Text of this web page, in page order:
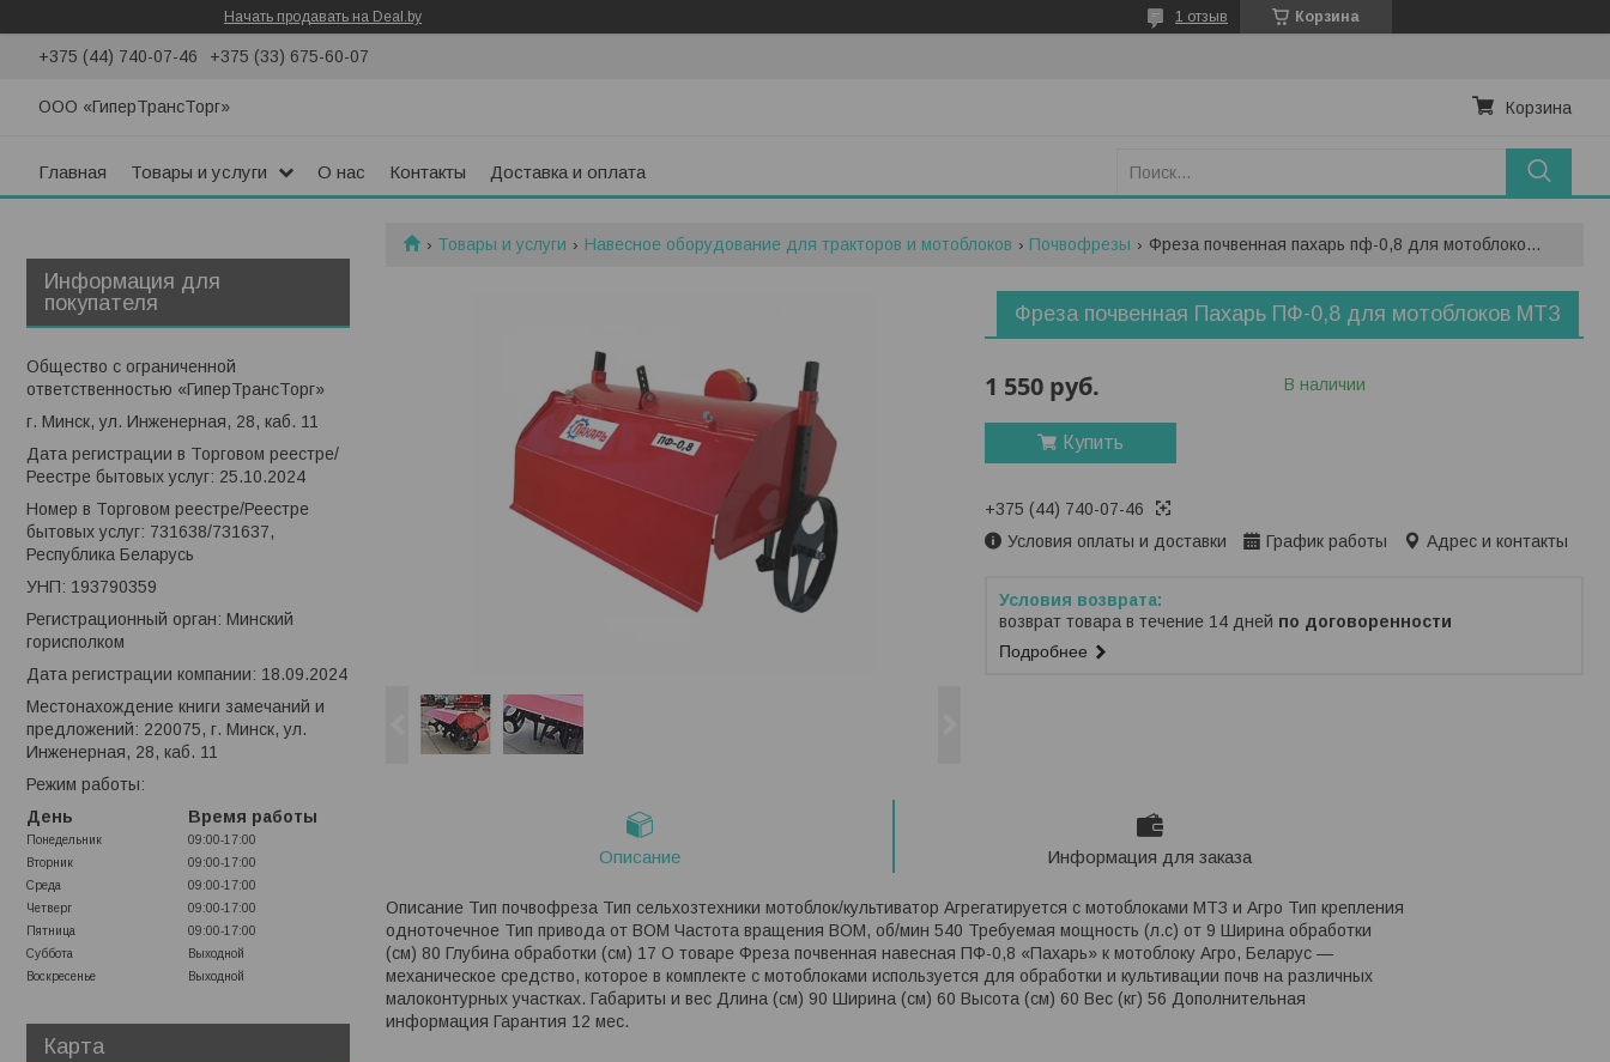
Начать продавать на Deal.by Корзина
1 отзыв
+375 (44) 740-07-46 +375 (33) 675-60-07
ООО «ГиперТрансТорг» Корзина
Главная Товары и услуги О нас Контакты Доставка и оплата
Товары и услуги Навесное оборудование для тракторов и мотоблоков Почвофрезы Фреза почвенная пахарь пф-0,8 для мотоблоков мтз
Фреза почвенная Пахарь ПФ-0,8 для мотоблоков МТЗ
1 550 руб. В наличии
Купить
+375 (44) 740-07-46
Условия оплаты и доставки
График работы Адрес и контакты
возврат товара в течение 14 дней по договоренности
Подробнее
Описание Информация для заказа
Описание Тип почвофреза Тип сельхозтехники мотоблок/культиватор Агрегатируется с мотоблоками МТЗ и Агро Тип крепления
одноточечное Тип привода от ВОМ Частота вращения ВОМ, об/мин 540 Требуемая мощность (л.с) от 9 Ширина обработки
(см) 80 Глубина обработки (см) 17 О товаре Фреза почвенная навесная ПФ-0,8 «Пахарь» к мотоблоку Агро, Беларус —
механическое средство, которое в комплекте с мотоблоками используется для обработки и культивации почв на различных
малоконтурных участках. Габариты и вес Длина (см) 90 Ширина (см) 60 Высота (см) 60 Вес (кг) 56 Дополнительная
информация Гарантия 12 мес.
Информация для
покупателя
Общество с ограниченной
ответственностью «ГиперТрансТорг»
г. Минск, ул. Инженерная, 28, каб. 11
Дата регистрации в Торговом реестре/
Реестре бытовых услуг: 25.10.2024
Номер в Торговом реестре/Реестре
бытовых услуг: 731638/731637,
Республика Беларусь
УНП: 193790359
Регистрационный орган: Минский
горисполком
Дата регистрации компании: 18.09.2024
Местонахождение книги замечаний и
предложений: 220075, г. Минск, ул.
Инженерная, 28, каб. 11
Режим работы:
День
Время работы
Понедельник
09:00-17:00
Вторник
09:00-17:00
Среда
09:00-17:00
Четверг
09:00-17:00
Пятница
09:00-17:00
Суббота
Выходной
Воскресенье
Выходной
Карта